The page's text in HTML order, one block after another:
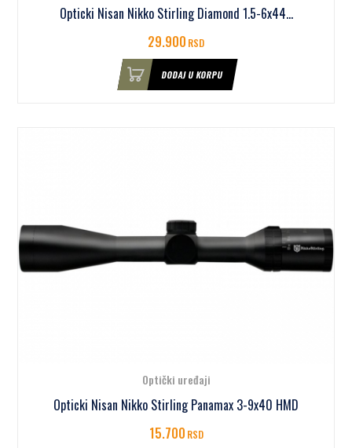
Opticki Nisan Nikko Stirling Diamond 1.5-6x44...
29.900RSD
DODAJ U KORPU
Optički uređaji
Opticki Nisan Nikko Stirling Panamax 3-9x40 HMD
15.700RSD